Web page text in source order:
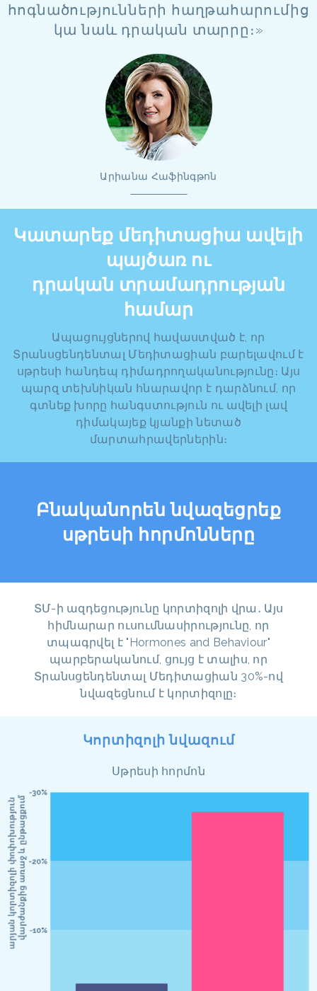
հոգնածությունների հաղթահարումից
կա նաև դրական տարրը։»
Արիանա Հաֆինգթոն
Կատարեք մեդիտացիա ավելի
պայծառ ու
դրական տրամադրության
համար
Ապացույցներով հավաստված է, որ
Տրանսցենդենտալ Մեդիտացիան բարելավում է
սթրեսի հանդեպ դիմադրողականությունը։ Այս
պարզ տեխնիկան հնարավոր է դարձնում, որ
գտնեք խորը հանգստություն ու ավելի լավ
դիմակայեք կյանքի նետած
մարտահրավերներին։
Բնականորեն նվազեցրեք
սթրեսի հորմոնները
ՏՄ-ի ազդեցությունը կորտիզոլի վրա․ Այս
հիմնարար ուսումնասիրությունը, որ
տպագրվել է "Hormones and Behaviour"
պարբերականում, ցույց է տալիս, որ
Տրանսցենդենտալ Մեդիտացիան 30%-ով
նվազեցնում է կորտիզոլը։
Կորտիզոլի նվազում
Սթրեսի հորմոն